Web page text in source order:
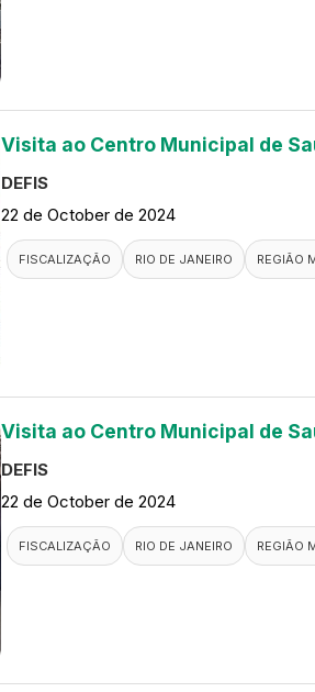
Visita ao Centro Municipal de
DEFIS
22 de October de 2024
FISCALIZAÇÃO RIO DE JANEIRO REGIÃO
Visita ao Centro Municipal de
DEFIS
22 de October de 2024
FISCALIZAÇÃO RIO DE JANEIRO REGIÃO